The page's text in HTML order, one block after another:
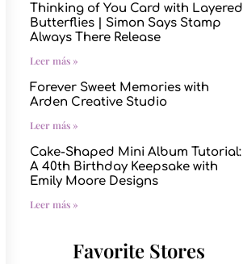
Thinking of You Card with Layered
Butterflies | Simon Says Stamp
Always There Release
Leer más »
Forever Sweet Memories with
Arden Creative Studio
Leer más »
Cake-Shaped Mini Album Tutorial:
A 40th Birthday Keepsake with
Emily Moore Designs
Leer más »
Favorite Stores